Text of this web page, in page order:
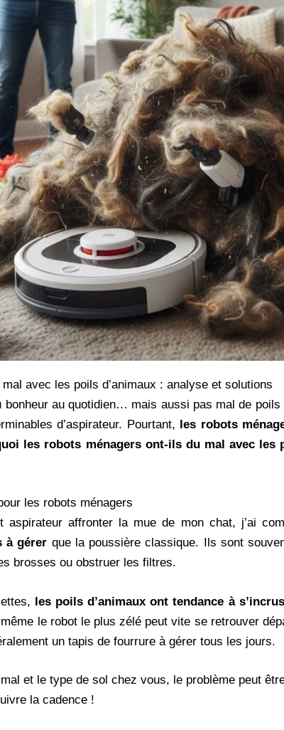
avec les poils d’animaux : analyse et solutions
au quotidien… mais aussi pas mal de
d’aspirateur. Pourtant, les robots
les robots ménagers ont-ils du mal avec les
les robots ménagers
affronter la mue de mon chat, j’ai
à gérer que la poussière classique. Ils sont
brosses ou obstruer les filtres.
les poils d’animaux ont tendance à
le robot le plus zélé peut vite se retrouver
un tapis de fourrure à gérer tous les jours.
et le type de sol chez vous, le problème peut
la cadence !